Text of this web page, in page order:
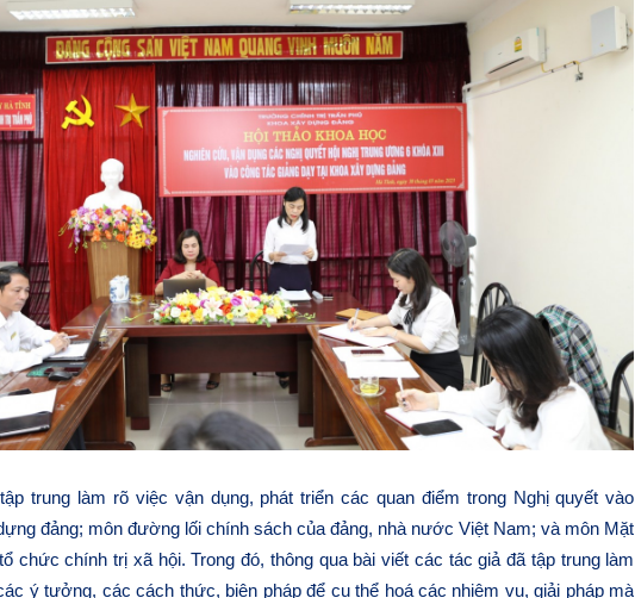
trung làm rõ việc vận dụng, phát triển các quan điểm trong Nghị quyết vào
đảng; môn đường lối chính sách của đảng, nhà nước Việt Nam; và môn Mặt
chức chính trị xã hội. Trong đó, thông qua bài viết các tác giả đã tập trung làm
ý tưởng, các cách thức, biện pháp để cụ thể hoá các nhiệm vụ, giải pháp mà